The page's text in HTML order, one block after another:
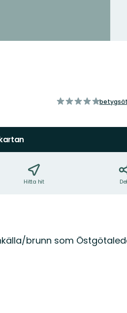
av
Hitta hit
brunn som